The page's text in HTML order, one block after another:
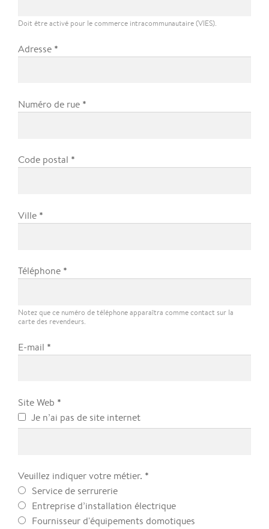
Doit être activé pour le commerce intracommunautaire (VIES).
Adresse *
Numéro de rue *
Code postal *
Ville *
Téléphone *
Notez que ce numéro de téléphone apparaîtra comme contact sur la
carte des revendeurs.
E-mail *
Site Web *
Je n’ai pas de site internet
Veuillez indiquer votre métier. *
Service de serrurerie
Entreprise d’installation électrique
Fournisseur d'équipements domotiques